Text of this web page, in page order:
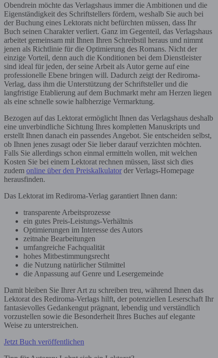
Obendrein möchte das Verlagshaus immer die Ambitionen und die
Eigenständigkeit des Schriftstellers fördern, weshalb Sie auch bei
der Buchung eines Lektorats nicht befürchten müssen, dass Ihr
Buch seinen Charakter verliert. Ganz im Gegenteil, das Verlagshaus
arbeitet gemeinsam mit Ihnen Ihren Schreibstil heraus und nimmt
jenen als Richtlinie für die Optimierung des Romans. Nicht der
einzige Vorteil, denn auch die Konditionen bei dem Dienstleister
sind ideal für jeden, der seine Arbeit als Autor gerne auf eine
professionelle Ebene bringen will. Dadurch zeigt der Rediroma-
Verlag, dass ihm die Unterstützung der Schriftsteller und die
langfristige Etablierung auf dem Buchmarkt mehr am Herzen liegen
als eine schnelle sowie halbherzige Vermarktung.
Bezogen auf das Lektorat ermöglicht Ihnen das Verlagshaus deshalb
eine unverbindliche Sichtung Ihres kompletten Manuskripts und
erstellt Ihnen danach ein passendes Angebot. Sie entscheiden selbst,
ob Ihnen jenes zusagt oder Sie lieber darauf verzichten möchten.
Falls Sie allerdings schon einmal ermitteln wollen, mit welchen
Kosten Sie bei einem Lektorat rechnen müssen, lässt sich dies
zudem online über den Preiskalkulator der Verlags-Homepage
herausfinden.
Das Lektorat im Rediroma-Verlag garantiert Ihnen dann:
transparente Arbeitsprozesse
ein gutes Preis-Leistungs-Verhältnis
Optimierungen im Interesse des Autors
zeitnahe Bearbeitungen
umfangreiche Fachqualität
hohes Mitbestimmungsrecht
die Nutzung natürlicher Stilmittel
die Anpassung auf Genre und Lesergemeinde
Damit bleiben Sie Ihrer Art zu schreiben treu, während Ihnen das
Lektorat des Rediroma-Verlags hilft, der potenziellen Leserschaft Ihr
fantasievolles Gedankengut prägnant, lebendig und verständlich
vorzustellen sowie die Besonderheit Ihres Buches auf elegante
Weise zu unterstreichen.
Jetzt Buch veröffentlichen